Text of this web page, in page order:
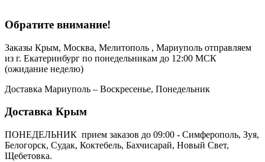
Обратите внимание!
Заказы Крым, Москва, Мелитополь , Мариуполь отправляем
из г. Екатеринбург по понедельникам до 12:00 МСК
(ожидание неделю)
Доставка Мариуполь – Воскресенье, Понедельник
Доставка Крым
ПОНЕДЕЛЬНИК прием заказов до 09:00 - Симферополь, Зуя,
Белогорск, Судак, Коктебель, Бахчисарай, Новый Свет,
Щебетовка.